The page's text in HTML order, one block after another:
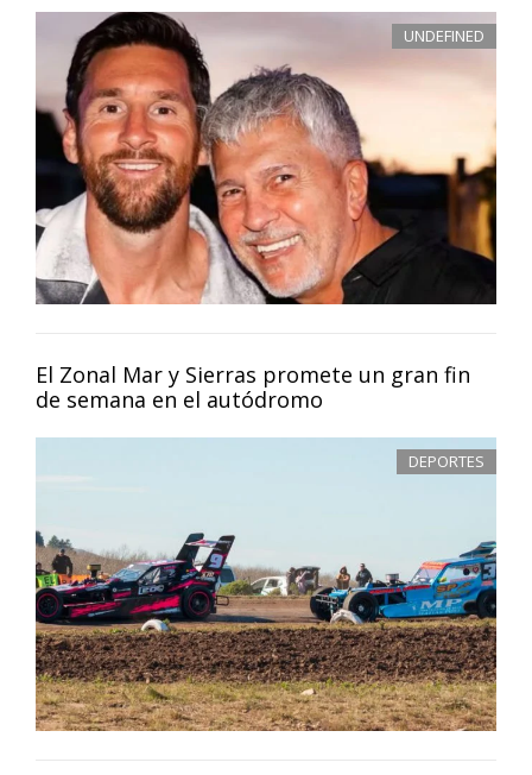
UNDEFINED
El Zonal Mar y Sierras promete un gran fin
de semana en el autódromo
DEPORTES